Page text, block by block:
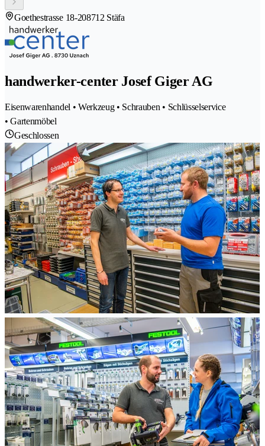
Goethestrasse 18-208712 Stäfa
handwerker-center Josef Giger AG
Eisenwarenhandel • Werkzeug • Schrauben • Schlüsselservice
• Gartenmöbel
Geschlossen